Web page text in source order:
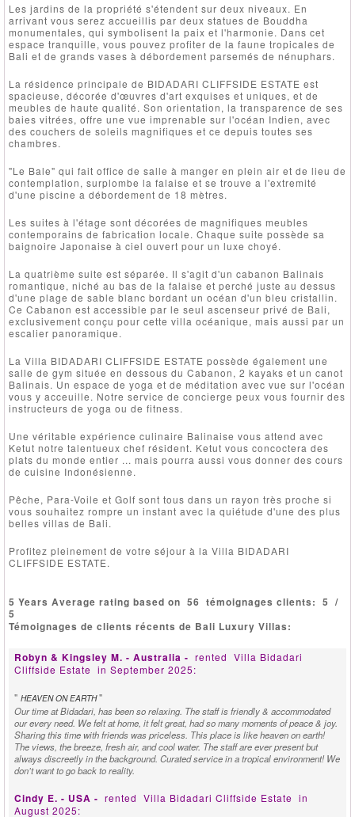
Les jardins de la propriété s'étendent sur deux niveaux. En
arrivant vous serez accueillis par deux statues de Bouddha
monumentales, qui symbolisent la paix et l'harmonie. Dans cet
espace tranquille, vous pouvez profiter de la faune tropicales de
Bali et de grands vases à débordement parsemés de nénuphars.
La résidence principale de BIDADARI CLIFFSIDE ESTATE est
spacieuse, décorée d'œuvres d'art exquises et uniques, et de
meubles de haute qualité. Son orientation, la transparence de ses
baies vitrées, offre une vue imprenable sur l'océan Indien, avec
des couchers de soleils magnifiques et ce depuis toutes ses
chambres.
"Le Bale" qui fait office de salle à manger en plein air et de lieu de
contemplation, surplombe la falaise et se trouve a l'extremité
d'une piscine a débordement de 18 mètres.
Les suites à l'étage sont décorées de magnifiques meubles
contemporains de fabrication locale. Chaque suite possède sa
baignoire Japonaise à ciel ouvert pour un luxe choyé.
La quatrième suite est séparée. Il s'agit d'un cabanon Balinais
romantique, niché au bas de la falaise et perché juste au dessus
d'une plage de sable blanc bordant un océan d'un bleu cristallin.
Ce Cabanon est accessible par le seul ascenseur privé de Bali,
exclusivement conçu pour cette villa océanique, mais aussi par un
escalier panoramique.
La Villa BIDADARI CLIFFSIDE ESTATE possède également une
salle de gym située en dessous du Cabanon, 2 kayaks et un canot
Balinais. Un espace de yoga et de méditation avec vue sur l'océan
vous y acceuille. Notre service de concierge peux vous fournir des
instructeurs de yoga ou de fitness.
Une véritable expérience culinaire Balinaise vous attend avec
Ketut notre talentueux chef résident. Ketut vous concoctera des
plats du monde entier ... mais pourra aussi vous donner des cours
de cuisine Indonésienne.
Pêche, Para-Voile et Golf sont tous dans un rayon très proche si
vous souhaitez rompre un instant avec la quiétude d'une des plus
belles villas de Bali.
Profitez pleinement de votre séjour à la Villa BIDADARI
CLIFFSIDE ESTATE.
5 Years Average rating based on 56 témoignages clients: 5 /
5
Témoignages de clients récents de Bali Luxury Villas:
Robyn & Kingsley M. - Australia - rented Villa Bidadari
Cliffside Estate in September 2025:
" HEAVEN ON EARTH"
Our time at Bidadari, has been so relaxing. The staff is friendly & accommodated
our every need. We felt at home, it felt great, had so many moments of peace & joy.
Sharing this time with friends was priceless. This place is like heaven on earth!
The views, the breeze, fresh air, and cool water. The staff are ever present but
always discreetly in the background. Curated service in a tropical environment! We
don’t want to go back to reality.
Cindy E. - USA - rented Villa Bidadari Cliffside Estate in
August 2025: